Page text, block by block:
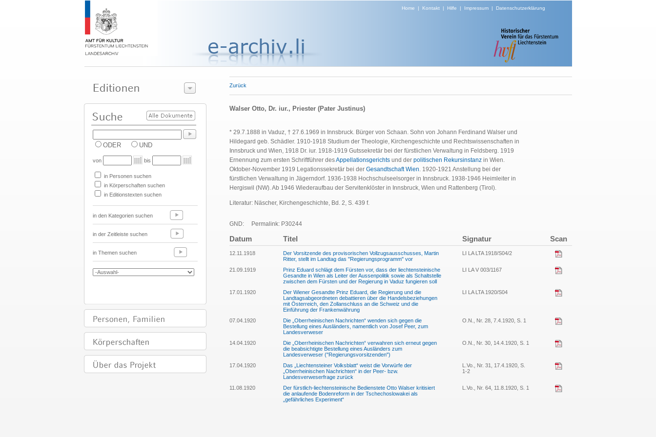
Home | Kontakt| Hilfe | Impressum| Datenschutzerklärung
ODER UND
von bis
in Personen suchen
in Körperschaften suchen
in Editionstexten suchen
in den Kategorien suchen
in der Zeitleiste suchen
in Themen suchen
Zurück
Walser Otto, Dr. iur., Priester (Pater Justinus)
* 29.7.1888 in Vaduz, † 27.6.1969 in Innsbruck. Bürger von Schaan. Sohn von Johann Ferdinand Walser und
Hildegard geb. Schädler. 1910-1918 Studium der Theologie, Kirchengeschichte und Rechtswissenschaften in
Innsbruck und Wien, 1918 Dr. iur. 1918-1919 Gutssekretär bei der fürstlichen Verwaltung in Feldsberg. 1919
Ernennung zum ersten Schriftführer desAppellationsgerichts und der politischen Rekursinstanz in Wien.
Oktober-November 1919 Legationssekretär bei der Gesandtschaft Wien. 1920-1921 Anstellung bei der
fürstlichen Verwaltung in Jägerndorf. 1936-1938 Hochschulseelsorger in Innsbruck. 1938-1946 Heimleiter in
Hergiswil (NW). Ab 1946 Wiederaufbau der Servitenklöster in Innsbruck, Wien und Rattenberg (Tirol).
Literatur: Näscher, Kirchengeschichte, Bd. 2, S. 439 f.
GND: Permalink: P30244
Datum Titel Signatur Scan
12.11.1918
Der Vorsitzende des provisorischen Vollzugsausschusses, Martin
Ritter, stellt im Landtag das "Regierungsprogramm" vor
LI LA LTA 1918/S04/2
21.09.1919
Prinz Eduard schlägt dem Fürsten vor, dass der liechtensteinische
Gesandte in Wien als Leiter der Aussenpolitik sowie als Schaltstelle
zwischen dem Fürsten und der Regierung in Vaduz fungieren soll
LI LA V 003/1167
17.01.1920
Der Wiener Gesandte Prinz Eduard, die Regierung und die
Landtagsabgeordneten debattieren über die Handelsbeziehungen
mit Österreich, den Zollanschluss an die Schweiz und die
Einführung der Frankenwährung
LI LA LTA 1920/S04
07.04.1920
Die „Oberrheinischen Nachrichten“ wenden sich gegen die
Bestellung eines Ausländers, namentlich von Josef Peer, zum
Landesverweser
O.N., Nr. 28, 7.4.1920, S. 1
14.04.1920
Die „Oberrheinischen Nachrichten“ verwahren sich erneut gegen
die beabsichtigte Bestellung eines Ausländers zum
Landesverweser ("Regierungsvorsitzenden")
O.N., Nr. 30, 14.4.1920, S. 1
17.04.1920
Das „Liechtensteiner Volksblatt“ weist die Vorwürfe der
„Oberrheinischen Nachrichten“ in der Peer- bzw.
Landesverweserfrage zurück
L.Vo., Nr. 31, 17.4.1920, S.
1-2
11.08.1920
Der fürstlich-liechtensteinische Bedienstete Otto Walser kritisiert
die anlaufende Bodenreform in der Tschechoslowakei als
„gefährliches Experiment“
L.Vo., Nr. 64, 11.8.1920, S. 1